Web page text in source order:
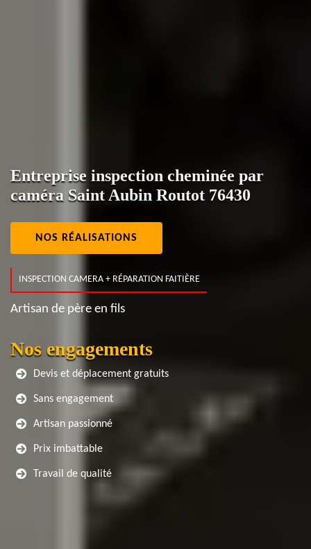
Entreprise inspection cheminée par
caméra Saint Aubin Routot 76430
NOS RÉALISATIONS
INSPECTION CAMERA + RÉPARATION FAITIÈRE
Artisan de père en fils
Nos engagements
Devis et déplacement gratuits
Sans engagement
Artisan passionné
Prix imbattable
Travail de qualité